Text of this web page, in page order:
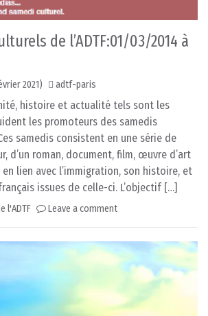
de l’ADTF:01/03/2014 à
2021) adtf-paris
histoire et actualité tels sont les
les promoteurs des samedis
samedis consistent en une série de
d’un roman, document, film, œuvre d’art
lien avec l’immigration, son histoire, et
issues de celle-ci. L’objectif […]
l'ADTF Leave a comment